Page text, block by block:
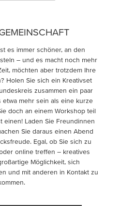
es immer schöner, an den
– und es macht noch mehr
möchten aber trotzdem Ihre
Holen Sie sich ein Kreativset
zusammen ein paar
etwa mehr sein als eine kurze
doch an einem Workshop teil
einen! Laden Sie Freundinnen
Sie daraus einen Abend
Egal, ob Sie sich zu
online treffen – kreatives
Möglichkeit, sich
und mit anderen in Kontakt zu